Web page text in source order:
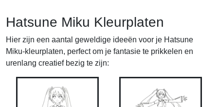
Hatsune Miku Kleurplaten
Hier zijn een aantal geweldige ideeën voor je Hatsune
Miku-kleurplaten, perfect om je fantasie te prikkelen en
urenlang creatief bezig te zijn: